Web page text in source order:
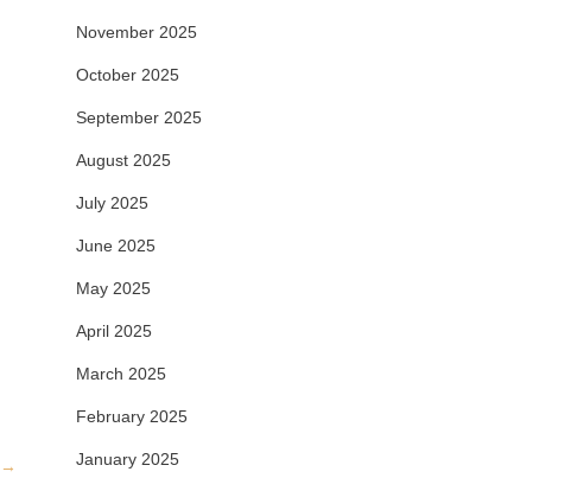
→
November 2025
October 2025
September 2025
August 2025
July 2025
June 2025
May 2025
April 2025
March 2025
February 2025
January 2025